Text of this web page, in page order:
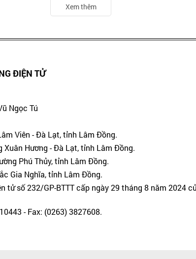
Xem thêm
ĐIỆN TỬ
Ngọc Tú
Viên - Đà Lạt, tỉnh Lâm Đồng.
Xuân Hương - Đà Lạt, tỉnh Lâm Đồng.
Phú Thủy, tỉnh Lâm Đồng.
Gia Nghĩa, tỉnh Lâm Đồng.
tử số 232/GP-BTTT cấp ngày 29 tháng 8 năm 2024
- Fax: (0263) 3827608.